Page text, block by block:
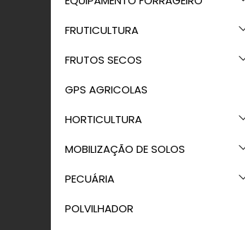
FRUTICULTURA
FRUTOS SECOS
GPS AGRICOLAS
HORTICULTURA
MOBILIZAÇÃO DE SOLOS
PECUÁRIA
POLVILHADOR